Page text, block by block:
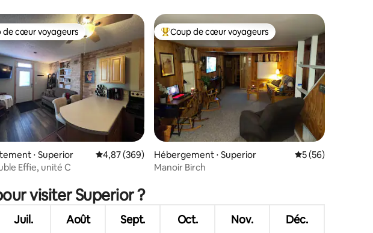
sur la base de 34 commentaires : 4,97 sur 5
de cœur voyageurs
de cœur voyageurs
⋅ Superior Évaluation moyenne sur la base de 369 commentaires : 4,87 sur 5
4,87 (369)
Effie, unité C
Coups de cœur voyageurs les plus appréciés
Coup de cœur voyageurs
Hébergement ⋅ Superior Évaluation
5 (56)
Manoir Birch
visiter Superior ?
Juil. Août Sept. Oct. Nov. Déc.